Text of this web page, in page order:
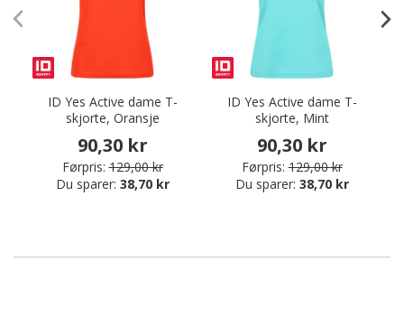
ID Yes Active dame T-
skjorte, Oransje
90,30 kr
Førpris: 129,00 kr
Du sparer: 38,70 kr
ID Yes Active dame T-
skjorte, Mint
90,30 kr
Førpris: 129,00 kr
Du sparer: 38,70 kr